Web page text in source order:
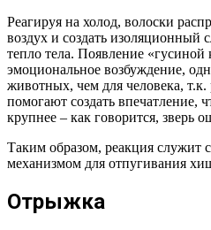
Реагируя на холод, волоски
воздух и создать изоляционный
тепло тела. Появление «гусиной
эмоциональное возбуждение,
животных, чем для человека,
помогают создать впечатление,
крупнее – как говорится, зверь
Таким образом, реакция служит
механизмом для отпугивания
Отрыжка